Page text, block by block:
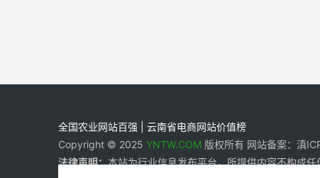
全国农业网站百强 | 云南省电商网站价值榜
Copyright © 2025 YNTW.COM 版权所有 网站备案：滇
法律声明：本站为行业信息发布平台，所提供内容不构成